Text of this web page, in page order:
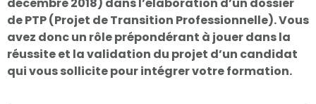
de PTP (Projet de Transition Professionnelle). Vous
avez donc un rôle prépondérant à jouer dans la
réussite et la validation du projet d’un candidat
qui vous sollicite pour intégrer votre formation.